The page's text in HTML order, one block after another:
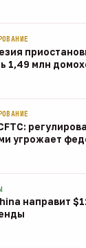
1,49 млн
угрожает
направит